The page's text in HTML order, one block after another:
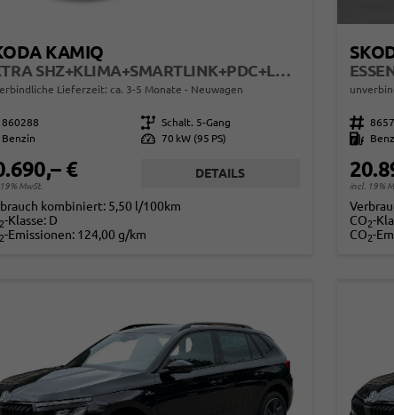
KAMIQ
EXTRA SHZ+KLIMA+SMARTLINK+PDC+LED+TEMPOMAT
Lieferzeit: ca. 3-5 Monate Neuwagen
860288 Getriebe Schalt. 5-Gang
Benzin Leistung 70 kW (95 PS)
€
MwSt.
DETAILS
kombiniert: 5,50 l/100km
2-Klasse: D
2-Emissionen: 124,00 g/km
Fahrzeugnr.
Kraftstoff
incl. 19%
CO2-
CO2-